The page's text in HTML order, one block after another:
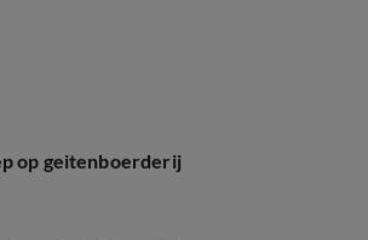
op geitenboerderij